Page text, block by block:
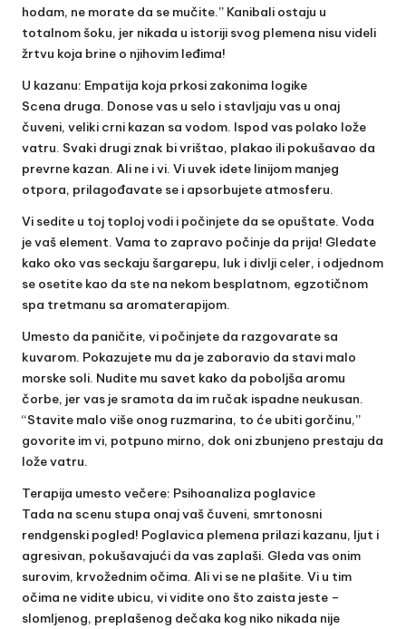
hodam, ne morate da se mučite.” Kanibali ostaju u
totalnom šoku, jer nikada u istoriji svog plemena nisu videli
žrtvu koja brine o njihovim leđima!
U kazanu: Empatija koja prkosi zakonima logike
Scena druga. Donose vas u selo i stavljaju vas u onaj
čuveni, veliki crni kazan sa vodom. Ispod vas polako lože
vatru. Svaki drugi znak bi vrištao, plakao ili pokušavao da
prevrne kazan. Ali ne i vi. Vi uvek idete linijom manjeg
otpora, prilagođavate se i apsorbujete atmosferu.
Vi sedite u toj toploj vodi i počinjete da se opuštate. Voda
je vaš element. Vama to zapravo počinje da prija! Gledate
kako oko vas seckaju šargarepu, luk i divlji celer, i odjednom
se osetite kao da ste na nekom besplatnom, egzotičnom
spa tretmanu sa aromaterapijom.
Umesto da paničite, vi počinjete da razgovarate sa
kuvarom. Pokazujete mu da je zaboravio da stavi malo
morske soli. Nudite mu savet kako da poboljša aromu
čorbe, jer vas je sramota da im ručak ispadne neukusan.
“Stavite malo više onog ruzmarina, to će ubiti gorčinu,”
govorite im vi, potpuno mirno, dok oni zbunjeno prestaju da
lože vatru.
Terapija umesto večere: Psihoanaliza poglavice
Tada na scenu stupa onaj vaš čuveni, smrtonosni
rendgenski pogled! Poglavica plemena prilazi kazanu, ljut i
agresivan, pokušavajući da vas zaplaši. Gleda vas onim
surovim, krvožednim očima. Ali vi se ne plašite. Vi u tim
očima ne vidite ubicu, vi vidite ono što zaista jeste –
slomljenog, preplašenog dečaka kog niko nikada nije